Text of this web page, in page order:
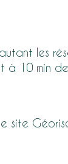
les
à 10 min
site